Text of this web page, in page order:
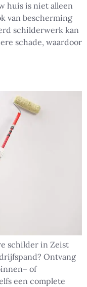
huis is niet alleen
van bescherming
schilderwerk kan
schade, waardoor
schilder in Zeist
Ontvang
of
een complete